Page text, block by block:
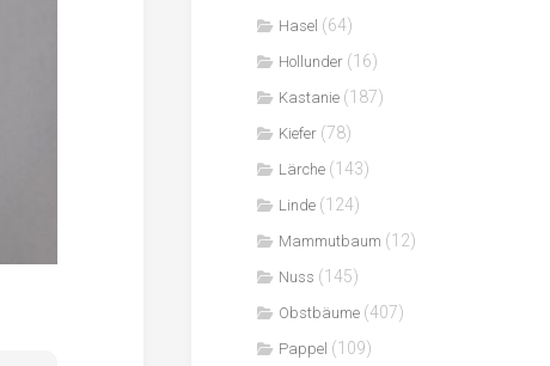
Hasel (64)
Hollunder (16)
Kastanie (187)
Kiefer (78)
Lärche (143)
Linde (124)
Mammutbaum (12)
Nuss (145)
Obstbäume (407)
Pappel (109)